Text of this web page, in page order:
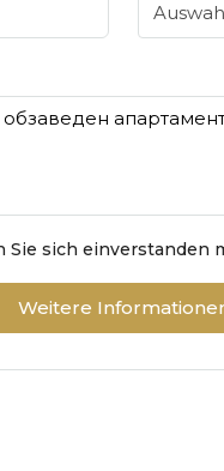
Sie sich einverstanden
Weitere